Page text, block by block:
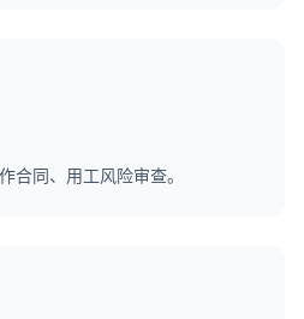
合同、用工风险审查。